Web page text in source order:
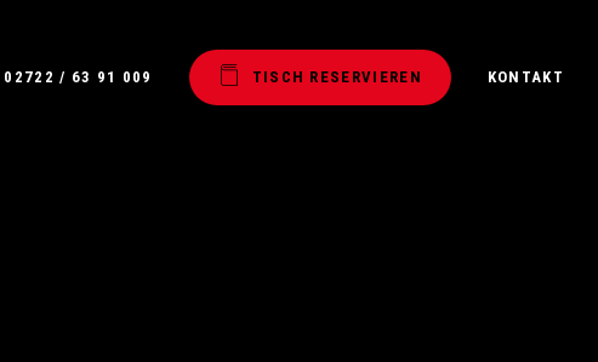
02722 / 63 91 009 T I S C H R ES E RVI ERE N KONTAKT